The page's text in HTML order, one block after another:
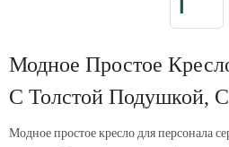
Модное Простое
С Толстой Подушкой,
Модное простое кресло для персонала